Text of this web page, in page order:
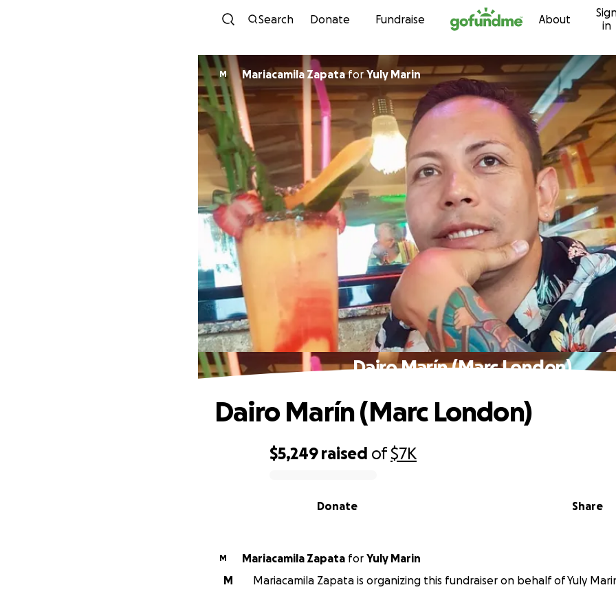
Skip to content
Search Donate Fundraise About
in
M Mariacamila Zapatafor Yuly Marin
Dairo Marín (Marc London)
$5,249 raised of$7K
Share
Donate
Dairo Marín (Marc London)
M Mariacamila Zapata for Yuly Marin
M
Mariacamila Zapata is organizing this fundraiser on behalf of Yuly